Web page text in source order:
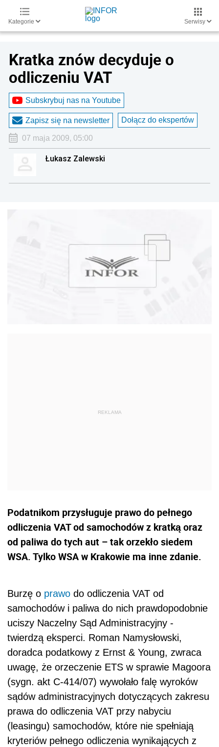
Kategorie Serwisy
Kratka znów decyduje o
odliczeniu VAT
Subskrybuj nas na Youtube
Zapisz się na newsletter Dołącz do ekspertów
07 maja 2009, 05:00
Łukasz Zalewski
Podatnikom przysługuje prawo do pełnego
odliczenia VAT od samochodów z kratką oraz
od paliwa do tych aut – tak orzekło siedem
WSA. Tylko WSA w Krakowie ma inne zdanie.
Burzę o prawo do odliczenia VAT od
samochodów i paliwa do nich prawdopodobnie
uciszy Naczelny Sąd Administracyjny -
twierdzą eksperci. Roman Namysłowski,
doradca podatkowy z Ernst & Young, zwraca
uwagę, że orzeczenie ETS w sprawie Magoora
(sygn. akt C-414/07) wywołało falę wyroków
sądów administracyjnych dotyczących zakresu
prawa do odliczenia VAT przy nabyciu
(leasingu) samochodów, które nie spełniają
kryteriów pełnego odliczenia wynikających z